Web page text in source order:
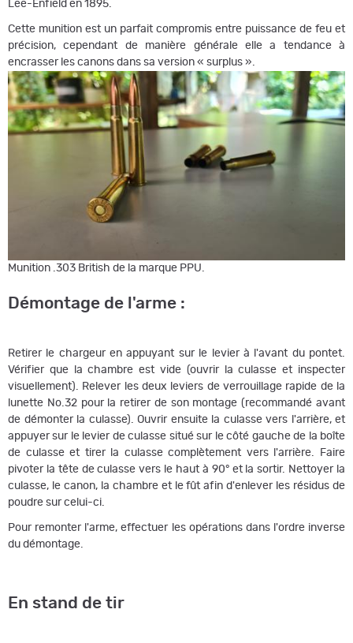
Lee-Enfield en 1895.
Cette munition est un parfait compromis entre puissance de feu et
précision, cependant de manière générale elle a tendance à
encrasser les canons dans sa version « surplus ».
Munition .303 British de la marque PPU.
Démontage de l'arme :
Retirer le chargeur en appuyant sur le levier à l'avant du pontet.
Vérifier que la chambre est vide (ouvrir la culasse et inspecter
visuellement). Relever les deux leviers de verrouillage rapide de la
lunette No.32 pour la retirer de son montage (recommandé avant
de démonter la culasse). Ouvrir ensuite la culasse vers l'arrière, et
appuyer sur le levier de culasse situé sur le côté gauche de la boîte
de culasse et tirer la culasse complètement vers l'arrière. Faire
pivoter la tête de culasse vers le haut à 90° et la sortir. Nettoyer la
culasse, le canon, la chambre et le fût afin d'enlever les résidus de
poudre sur celui-ci.
Pour remonter l'arme, effectuer les opérations dans l'ordre inverse
du démontage.
En stand de tir